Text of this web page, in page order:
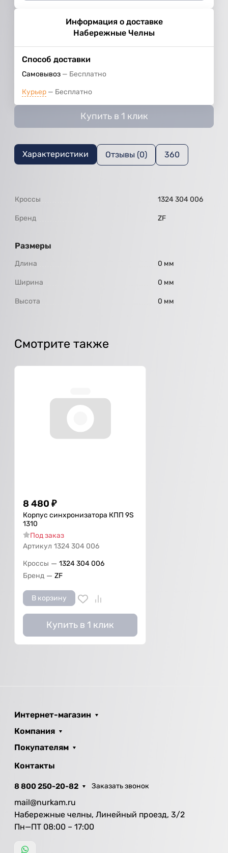
Информация о доставке
Набережные Челны
Способ доставки
Самовывоз Бесплатно
Курьер Бесплатно
Купить в 1 клик
Характеристики Отзывы (0) 360
Кроссы 1324 304 006
Бренд ZF
Размеры
Длина 0 мм
Ширина 0 мм
Высота 0 мм
Смотрите также
8 480 ₽
Корпус синхронизатора КПП 9S
1310
Под заказ
Артикул 1324 304 006
Кроссы — 1324 304 006
Бренд — ZF
В корзину
Купить в 1 клик
Интернет-магазин
Компания
Покупателям
Контакты
8 800 250-20-82 Заказать звонок
mail@nurkam.ru
Набережные челны, Линейный проезд, 3/2
Пн—ПТ 08:00 – 17:00